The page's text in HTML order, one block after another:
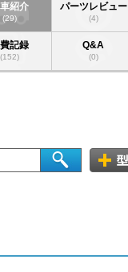
紹介
(29)
パーツレビュー
(4)
記録
(152)
Q&A
(0)